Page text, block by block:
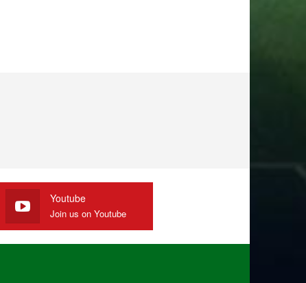
Youtube
Join us on Youtube